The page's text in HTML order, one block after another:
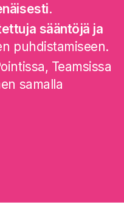
.
sääntöjä ja
puhdistamiseen.
Teamsissa
samalla